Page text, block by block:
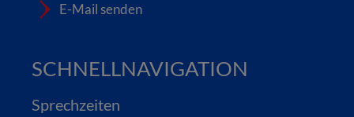
E-Mail senden
SCHNELLNAVIGATION
Sprechzeiten